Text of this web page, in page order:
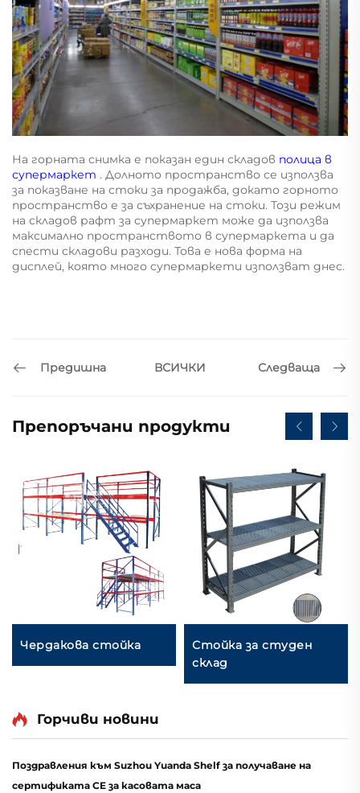
На горната снимка е показан един складов полица в
супермаркет . Долното пространство се използва
за показване на стоки за продажба, докато горното
пространство е за съхранение на стоки. Този режим
на складов рафт за супермаркет може да използва
максимално пространството в супермаркета и да
спести складови разходи. Това е нова форма на
дисплей, която много супермаркети използват днес.
Предишна ВСИЧКИ Следваща
Препоръчани продукти
Чердакова стойка
Стойка за студен
склад
Горчиви новини
Поздравления към Suzhou Yuanda Shelf за получаване на
сертификата CE за касовата маса